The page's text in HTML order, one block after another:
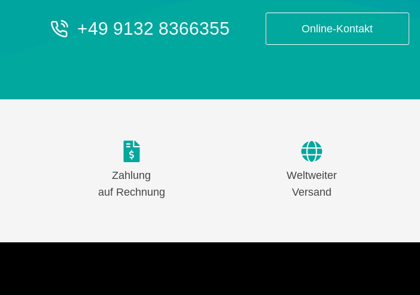
+49 9132 8366355 Online-Kontakt
Zahlung
auf Rechnung
Weltweiter
Versand